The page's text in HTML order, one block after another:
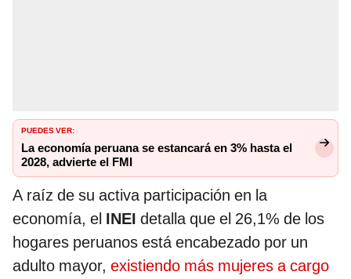
PUEDES VER:
La economía peruana se estancará en 3% hasta el
2028, advierte el FMI
A raíz de su activa participación en la
economía, el INEI detalla que el 26,1% de los
hogares peruanos está encabezado por un
adulto mayor, existiendo más mujeres a cargo